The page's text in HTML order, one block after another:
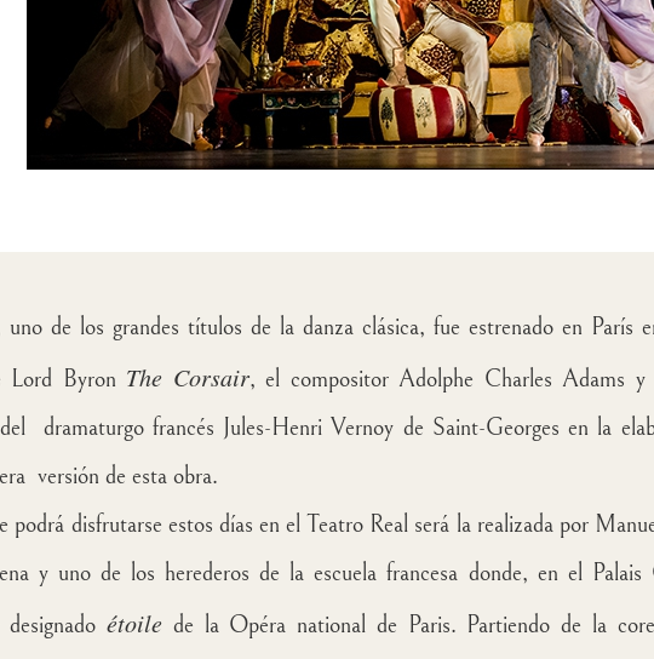
uno de los grandes títulos de la danza clásica, fue estrenado en París
Lord Byron The Corsair, el compositor Adolphe Charles Adams
dramaturgo francés Jules-Henri Vernoy de Saint-Georges en la
versión de esta obra.
podrá disfrutarse estos días en el Teatro Real será la realizada por
y uno de los herederos de la escuela francesa donde, en el
designadoétoile de la Opéra national de Paris. Partiendo de la